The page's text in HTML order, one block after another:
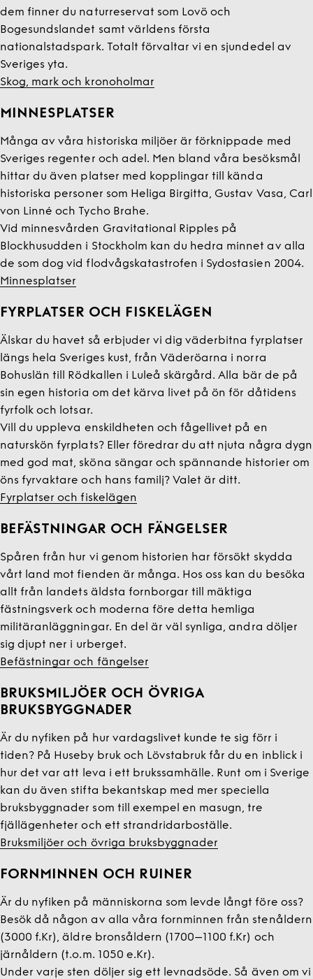
dem finner du naturreservat som Lovö och
Bogesundslandet samt världens första
nationalstadspark. Totalt förvaltar vi en sjundedel av
Sveriges yta.
Skog, mark och kronoholmar
MINNESPLATSER
Många av våra historiska miljöer är förknippade med
Sveriges regenter och adel. Men bland våra besöksmål
hittar du även platser med kopplingar till kända
historiska personer som Heliga Birgitta, Gustav Vasa, Carl
von Linné och Tycho Brahe.
Vid minnesvården Gravitational Ripples på
Blockhusudden i Stockholm kan du hedra minnet av alla
de som dog vid flodvågskatastrofen i Sydostasien 2004.
Minnesplatser
FYRPLATSER OCH FISKELÄGEN
Älskar du havet så erbjuder vi dig väderbitna fyrplatser
längs hela Sveriges kust, från Väderöarna i norra
Bohuslän till Rödkallen i Luleå skärgård. Alla bär de på
sin egen historia om det kärva livet på ön för dåtidens
fyrfolk och lotsar.
Vill du uppleva enskildheten och fågellivet på en
naturskön fyrplats? Eller föredrar du att njuta några dygn
med god mat, sköna sängar och spännande historier om
öns fyrvaktare och hans familj? Valet är ditt.
Fyrplatser och fiskelägen
BEFÄSTNINGAR OCH FÄNGELSER
Spåren från hur vi genom historien har försökt skydda
vårt land mot fienden är många. Hos oss kan du besöka
allt från landets äldsta fornborgar till mäktiga
fästningsverk och moderna före detta hemliga
militäranläggningar. En del är väl synliga, andra döljer
sig djupt ner i urberget.
Befästningar och fängelser
BRUKSMILJÖER OCH ÖVRIGA
BRUKSBYGGNADER
Är du nyfiken på hur vardagslivet kunde te sig förr i
tiden? På Huseby bruk och Lövstabruk får du en inblick i
hur det var att leva i ett brukssamhälle. Runt om i Sverige
kan du även stifta bekantskap med mer speciella
bruksbyggnader som till exempel en masugn, tre
fjällägenheter och ett strandridarboställe.
Bruksmiljöer och övriga bruksbyggnader
FORNMINNEN OCH RUINER
Är du nyfiken på människorna som levde långt före oss?
Besök då någon av alla våra fornminnen från stenåldern
(3000 f.Kr), äldre bronsåldern (1700–1100 f.Kr) och
järnåldern (t.o.m. 1050 e.Kr).
Under varje sten döljer sig ett levnadsöde. Så även om vi